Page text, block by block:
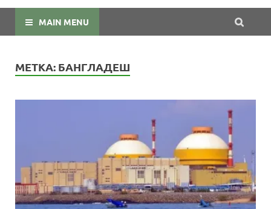
MAIN MENU
МЕТКА: БАНГЛАДЕШ